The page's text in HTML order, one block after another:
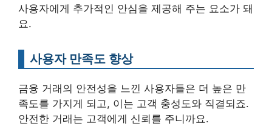
사용자에게 추가적인 안심을 제공해 주는 요소가 돼
요.
사용자 만족도 향상
금융 거래의 안전성을 느낀 사용자들은 더 높은 만
족도를 가지게 되고, 이는 고객 충성도와 직결되죠.
안전한 거래는 고객에게 신뢰를 주니까요.